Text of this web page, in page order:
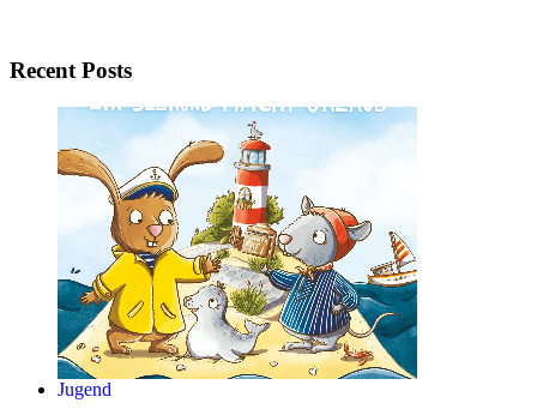
Recent Posts
Jugend